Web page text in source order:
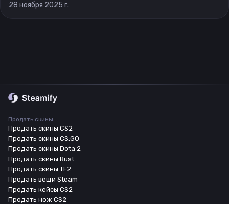
28 ноября 2025 г.
Продать скины
Продать скины CS2
Продать скины CS:GO
Продать скины Dota 2
Продать скины Rust
Продать скины TF2
Продать вещи Steam
Продать кейсы CS2
Продать нож CS2